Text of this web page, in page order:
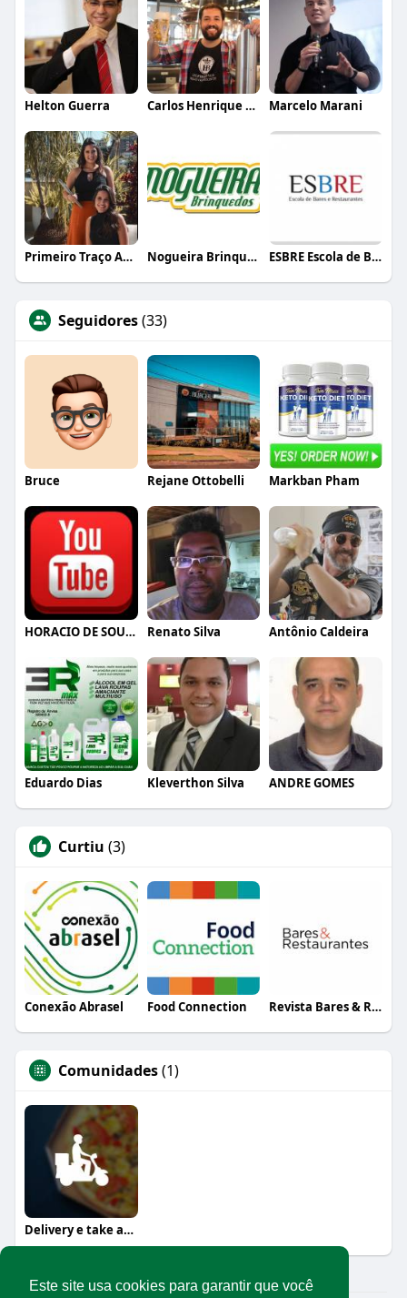
Este site usa cookies para garantir que você
Helton Guerra Carlos Henrique de Faria Vasconcelos Marcelo Marani
Primeiro Traço Arquitetura Nogueira Brinquedos ESBRE Escola de Bares e Restaurantes
Seguidores(33)
Bruce Rejane Ottobelli Markban Pham
HORACIO DE SOUSA E JUNIOR Renato Silva Antônio Caldeira
Eduardo Dias Kleverthon Silva ANDRE GOMES
Curtiu (3)
Conexão Abrasel Food Connection Revista Bares & Restaurantes
Comunidades(1)
Delivery e take away